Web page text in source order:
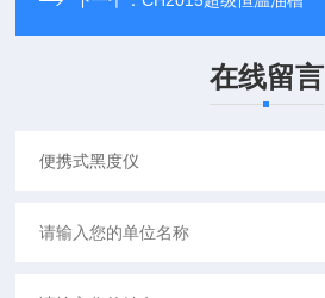
在线留言